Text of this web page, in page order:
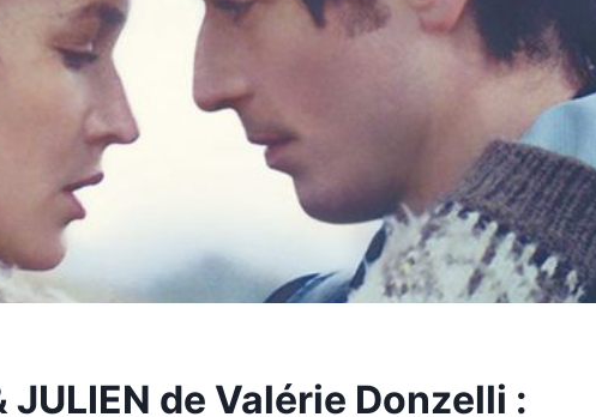
JULIEN de Valérie Donzelli :